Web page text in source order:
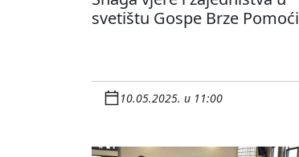
svetištu Gospe Brze Pomoći
10.05.2025. u 11:00